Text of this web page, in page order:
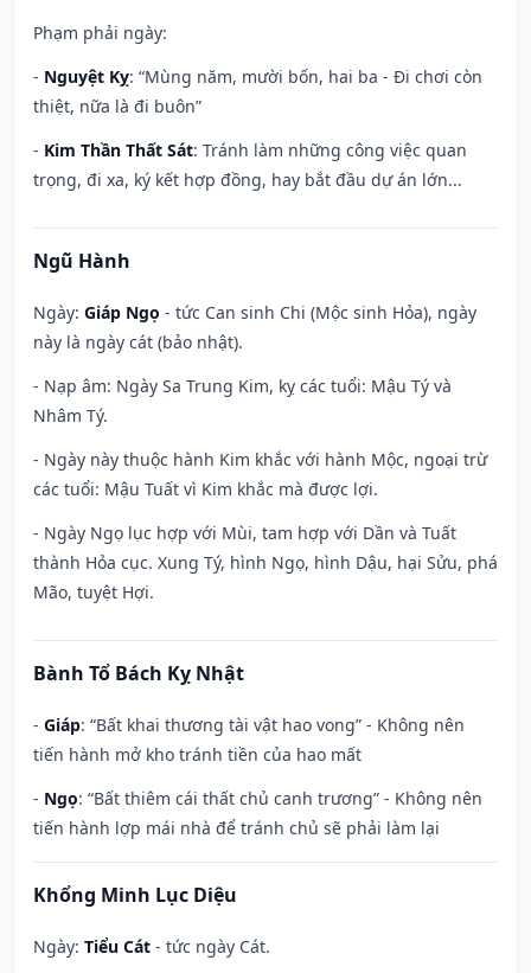
Phạm phải ngày:
- Nguyệt Kỵ: “Mùng năm, mười bốn, hai ba - Đi chơi còn
thiệt, nữa là đi buôn”
- Kim Thần Thất Sát: Tránh làm những công việc quan
trọng, đi xa, ký kết hợp đồng, hay bắt đầu dự án lớn...
Ngũ Hành
Ngày: Giáp Ngọ - tức Can sinh Chi (Mộc sinh Hỏa), ngày
này là ngày cát (bảo nhật).
- Nạp âm: Ngày Sa Trung Kim, kỵ các tuổi: Mậu Tý và
Nhâm Tý.
- Ngày này thuộc hành Kim khắc với hành Mộc, ngoại trừ
các tuổi: Mậu Tuất vì Kim khắc mà được lợi.
- Ngày Ngọ lục hợp với Mùi, tam hợp với Dần và Tuất
thành Hỏa cục. Xung Tý, hình Ngọ, hình Dậu, hại Sửu, phá
Mão, tuyệt Hợi.
Bành Tổ Bách Kỵ Nhật
- Giáp: “Bất khai thương tài vật hao vong” - Không nên
tiến hành mở kho tránh tiền của hao mất
- Ngọ: “Bất thiêm cái thất chủ canh trương” - Không nên
tiến hành lợp mái nhà để tránh chủ sẽ phải làm lại
Khổng Minh Lục Diệu
Ngày: Tiểu Cát - tức ngày Cát.